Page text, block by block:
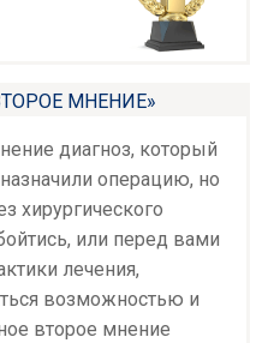
МНЕНИЕ»
диагноз, который
операцию, но
хирургического
или перед вами
лечения,
возможностью и
второе мнение